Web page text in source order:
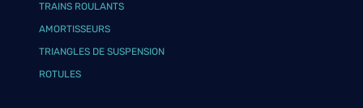
TRAINS ROULANTS
AMORTISSEURS
TRIANGLES DE SUSPENSION
ROTULES